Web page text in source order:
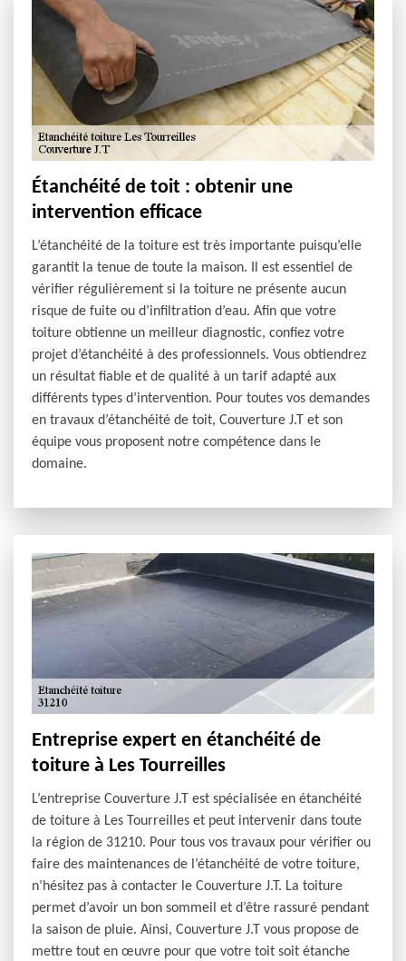
Étanchéité de toit : obtenir une
intervention efficace
L’étanchéité de la toiture est très importante puisqu’elle
garantit la tenue de toute la maison. Il est essentiel de
vérifier régulièrement si la toiture ne présente aucun
risque de fuite ou d’infiltration d’eau. Afin que votre
toiture obtienne un meilleur diagnostic, confiez votre
projet d’étanchéité à des professionnels. Vous obtiendrez
un résultat fiable et de qualité à un tarif adapté aux
différents types d’intervention. Pour toutes vos demandes
en travaux d’étanchéité de toit, Couverture J.T et son
équipe vous proposent notre compétence dans le
domaine.
Entreprise expert en étanchéité de
toiture à Les Tourreilles
L’entreprise Couverture J.T est spécialisée en étanchéité
de toiture à Les Tourreilles et peut intervenir dans toute
la région de 31210. Pour tous vos travaux pour vérifier ou
faire des maintenances de l’étanchéité de votre toiture,
n’hésitez pas à contacter le Couverture J.T. La toiture
permet d’avoir un bon sommeil et d’être rassuré pendant
la saison de pluie. Ainsi, Couverture J.T vous propose de
mettre tout en œuvre pour que votre toit soit étanche